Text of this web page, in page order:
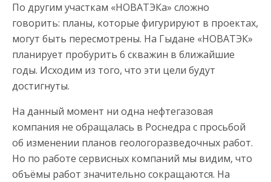
По другим участкам «НОВАТЭКа» сложно
говорить: планы, которые фигурируют в проектах,
могут быть пересмотрены. На Гыдане «НОВАТЭК»
планирует пробурить 6 скважин в ближайшие
годы. Исходим из того, что эти цели будут
достигнуты.
На данный момент ни одна нефтегазовая
компания не обращалась в Роснедра с просьбой
об изменении планов геологоразведочных работ.
Но по работе сервисных компаний мы видим, что
объёмы работ значительно сокращаются. На